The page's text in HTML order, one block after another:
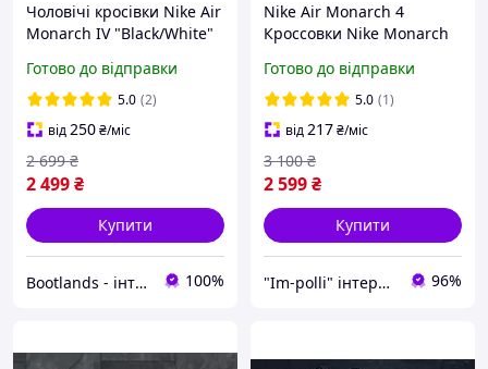
Чоловічі кросівки Nike Air
Monarch IV "Black/White"
червоним. Живе фото.
Топ
Готово до відправки
5.0 (2)
від250₴/міс
2 499₴
2 699 ₴
Купити
Bootlands - інтернет-магазин взуття та одягу 100%
Nike Air Monarch 4
Кроссовки Nike Monarch
Готово до відправки
5.0 (1)
від217₴/міс
2 599₴
3 100 ₴
Купити
"Im-polli" інтернет-магазин 96%